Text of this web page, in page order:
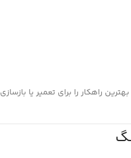
راهکار را برای تعمیر یا بازسازی